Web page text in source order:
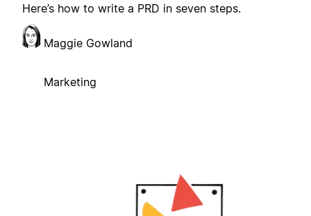
Here’s how to write a PRD in seven steps.
Maggie Gowland
Marketing